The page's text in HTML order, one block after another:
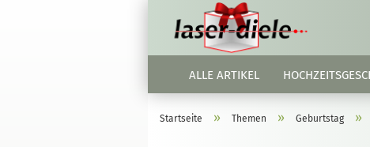
ALLE ARTIKEL
Startseite » Themen » Geburtstag »